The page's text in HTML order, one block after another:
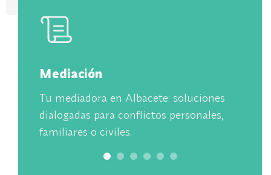
Mediación
Tu mediadora en Albacete: soluciones
dialogadas para conflictos personales,
familiares o civiles.